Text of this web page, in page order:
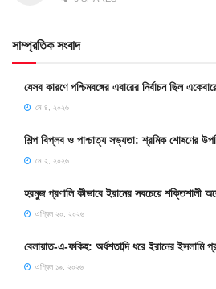
সাম্প্রতিক সংবাদ
যেসব কারণে পশ্চিমবঙ্গের এবারের নির্বাচন ছিল
মে ৪, ২০২৬
শিল্প বিপ্লব ও পাশ্চাত্য সভ্যতা: শ্রমিক শোষণের
মে ২, ২০২৬
হরমুজ প্রণালি কীভাবে ইরানের সবচেয়ে শক্তিশালী
এপ্রিল ২০, ২০২৬
বেলায়াত-এ-ফকিহ: অর্ধশতাব্দি ধরে ইরানের ইসলামি
এপ্রিল ১৯, ২০২৬